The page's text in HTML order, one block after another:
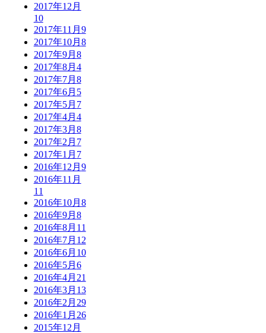
2017年12月
10
2017年11月 9
2017年10月 8
2017年9月 8
2017年8月 4
2017年7月 8
2017年6月 5
2017年5月 7
2017年4月 4
2017年3月 8
2017年2月 7
2017年1月 7
2016年12月 9
2016年11月
11
2016年10月 8
2016年9月 8
2016年8月 11
2016年7月 12
2016年6月 10
2016年5月 6
2016年4月 21
2016年3月 13
2016年2月 29
2016年1月 26
2015年12月